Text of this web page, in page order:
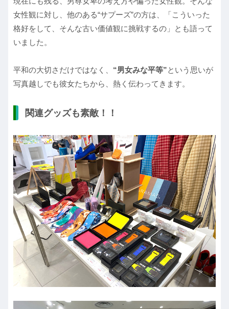
女性観に対し、他のある“サプーズ”の方は、「こういった
格好をして、そんな古い価値観に挑戦するの」とも語って
いました。
平和の大切さだけではなく、 “男女みな平等”という思いが
写真越しでも彼女たちから、熱く伝わってきます。
関連グッズも素敵！！